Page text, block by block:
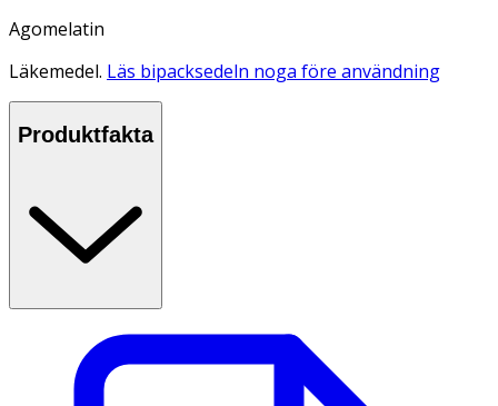
Agomelatin
Läkemedel. Läs bipacksedeln noga före användning
Produktfakta